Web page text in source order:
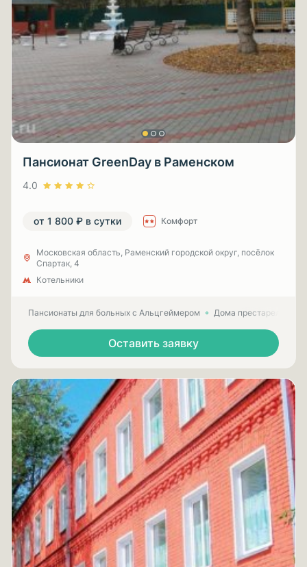
Пансионат GreenDay в Раменском
4.0
от 1 800 ₽ в сутки Комфорт
Московская область, Раменский городской округ, посёлок
Спартак, 4
Котельники
Пансионаты для больных с Альцгеймером Дома престарелых
Оставить заявку